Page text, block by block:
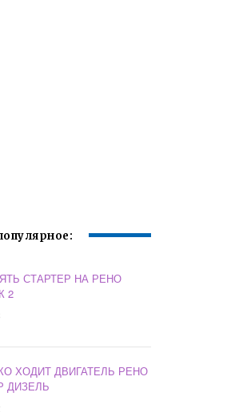
СТАРТЕР НА РЕНО
2
ХОДИТ ДВИГАТЕЛЬ РЕНО
ДИЗЕЛЬ